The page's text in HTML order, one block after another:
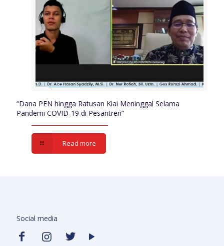
“Dana PEN hingga Ratusan Kiai Meninggal Selama
Pandemi COVID-19 di Pesantren”
Read more
Social media